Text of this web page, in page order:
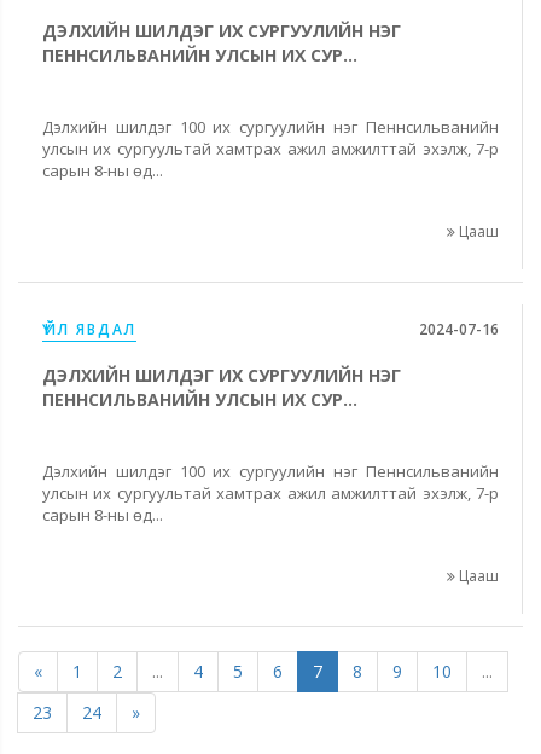
ДЭЛХИЙН ШИЛДЭГ ИХ СУРГУУЛИЙН НЭГ
ПЕННСИЛЬВАНИЙН УЛСЫН ИХ СУР...
Дэлхийн шилдэг 100 их сургуулийн нэг Пеннсильванийн
улсын их сургуультай хамтрах ажил амжилттай эхэлж, 7-р
сарын 8-ны өд...
Цааш
ҮЙЛ ЯВДАЛ 2024-07-16
ДЭЛХИЙН ШИЛДЭГ ИХ СУРГУУЛИЙН НЭГ
ПЕННСИЛЬВАНИЙН УЛСЫН ИХ СУР...
Дэлхийн шилдэг 100 их сургуулийн нэг Пеннсильванийн
улсын их сургуультай хамтрах ажил амжилттай эхэлж, 7-р
сарын 8-ны өд...
Цааш
« 1 2 ... 4 5 6 7 8 9 10
...
23
24 »